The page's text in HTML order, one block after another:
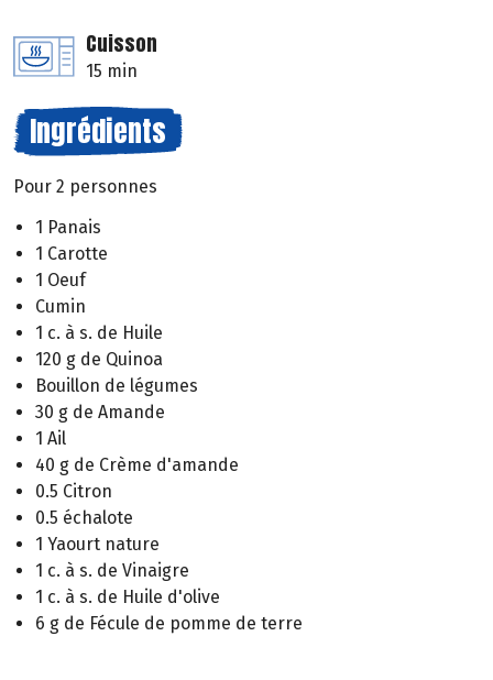
Cuisson
15 min
Ingrédients
Pour 2 personnes
1 Panais
1 Carotte
1 Oeuf
Cumin
1 c. à s. de Huile
120 g de Quinoa
Bouillon de légumes
30 g de Amande
1 Ail
40 g de Crème d'amande
0.5 Citron
0.5 échalote
1 Yaourt nature
1 c. à s. de Vinaigre
1 c. à s. de Huile d'olive
6 g de Fécule de pomme de terre